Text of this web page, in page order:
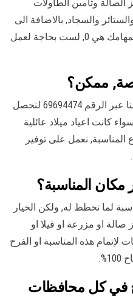
وتأمين الطاولات
والسجاد, بالاضافة الى
خدمات الضيافة العربية الكاملة, فمهامك هي 0, لست بحاجة لعمل
ممكن؟
بكل تأكيد عملينا العزيز, تواصل معنا عبر الرقم 69694474 لنحصل
كانت اعياد ميلاد عائلية
نعمل على توفير
المناسبة؟
لما تخطط له, ولكن الخيار
او مزرعة او فيلا او
هذه المناسبة او الفرح
في كل محافظات